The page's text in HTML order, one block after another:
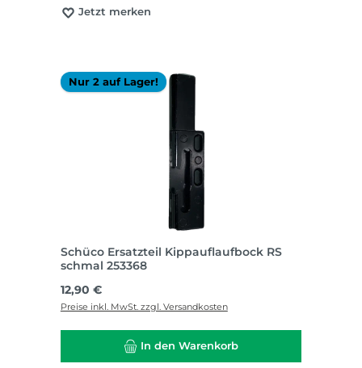
Jetzt merken
Nur 2 auf Lager!
Schüco Ersatzteil Kippauflaufbock RS
schmal 253368
Regulärer Preis:
12,90 €
Preise inkl. MwSt. zzgl. Versandkosten
In den Warenkorb